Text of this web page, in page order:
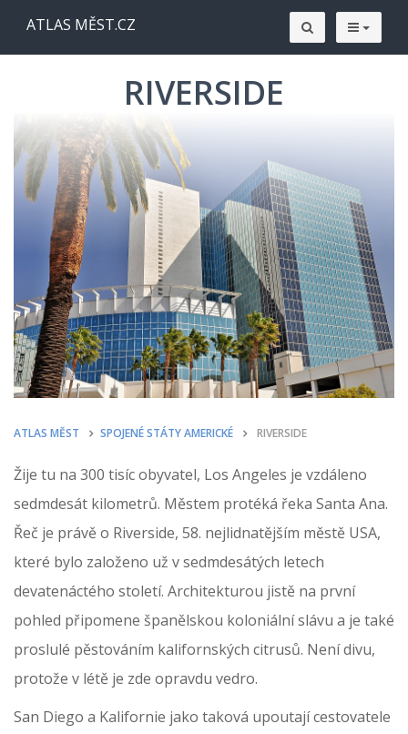
ATLAS MĚST.CZ
RIVERSIDE
ATLAS MĚST SPOJENÉ STÁTY AMERICKÉ RIVERSIDE
Žije tu na 300 tisíc obyvatel, Los Angeles je vzdáleno
sedmdesát kilometrů. Městem protéká řeka Santa Ana.
Řeč je právě o Riverside, 58. nejlidnatějším městě USA,
které bylo založeno už v sedmdesátých letech
devatenáctého století. Architekturou jistě na první
pohled připomene španělskou koloniální slávu a je také
proslulé pěstováním kalifornských citrusů. Není divu,
protože v létě je zde opravdu vedro.
San Diego a Kalifornie jako taková upoutají cestovatele